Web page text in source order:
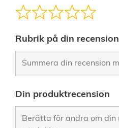
Rubrik på din recension
Din produktrecension